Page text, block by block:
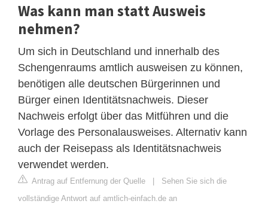
Was kann man statt Ausweis
nehmen?
Um sich in Deutschland und innerhalb des
Schengenraums amtlich ausweisen zu können,
benötigen alle deutschen Bürgerinnen und
Bürger einen Identitätsnachweis. Dieser
Nachweis erfolgt über das Mitführen und die
Vorlage des Personalausweises. Alternativ kann
auch der Reisepass als Identitätsnachweis
verwendet werden.
Antrag auf Entfernung der Quelle | Sehen Sie sich die
vollständige Antwort auf amtlich-einfach.de an